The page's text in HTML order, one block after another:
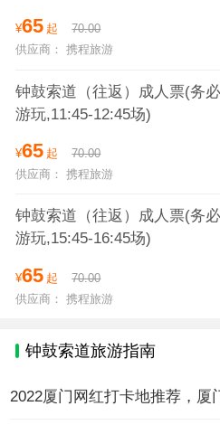
¥65 起
70.00
供应商： 携程旅游
钟鼓索道（往返）成人票(务
游玩,11:45-12:45场)
¥65 起
70.00
供应商： 携程旅游
钟鼓索道（往返）成人票(务
游玩,15:45-16:45场)
¥65 起
70.00
供应商： 携程旅游
钟鼓索道旅游指南
2022厦门网红打卡地推荐，厦